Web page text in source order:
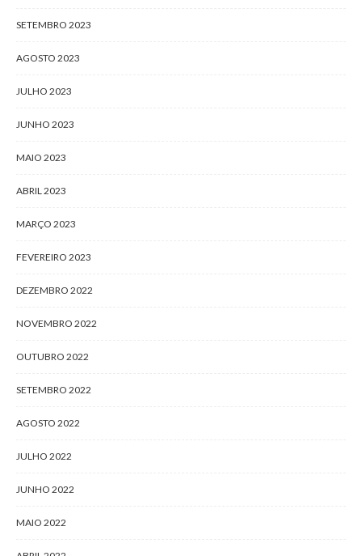
SETEMBRO 2023
AGOSTO 2023
JULHO 2023
JUNHO 2023
MAIO 2023
ABRIL 2023
MARÇO 2023
FEVEREIRO 2023
DEZEMBRO 2022
NOVEMBRO 2022
OUTUBRO 2022
SETEMBRO 2022
AGOSTO 2022
JULHO 2022
JUNHO 2022
MAIO 2022